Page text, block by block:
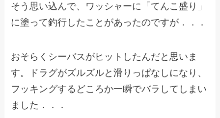
そう思い込んで、ワッシャーに「てんこ盛り」
に塗って釣行したことがあったのですが．．．
おそらくシーバスがヒットしたんだと思いま
す。ドラグがズルズルと滑りっぱなしになり、
フッキングするどころか一瞬でバラしてしまい
ました．．．